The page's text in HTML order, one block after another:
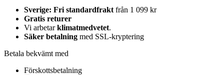
Sverige: Fri standardfrakt från 1 099 kr
Gratis returer
Vi arbetarklimatmedvetet.
Säker betalning med SSL-kryptering
Betala bekvämt med
Förskottsbetalning